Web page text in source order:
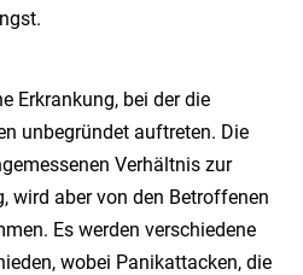
Erkrankung, bei der die
unbegründet auftreten. Die
Verhältnis zur
wird aber von den Betroffenen
Es werden verschiedene
wobei Panikattacken, die